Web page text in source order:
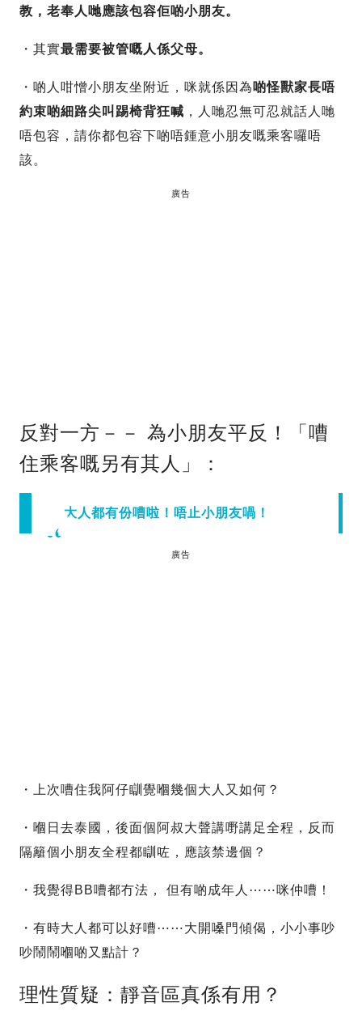
教，老奉人哋應該包容佢啲小朋友。
・其實最需要被管嘅人係父母。
・啲人咁憎小朋友坐附近，咪就係因為 啲怪獸家長唔
約束啲細路尖叫踢椅背狂喊 ，人哋忍無可忍就話人哋
唔包容，請你都包容下啲唔鍾意小朋友嘅乘客囉唔
該。
廣告
反對一方－－ 為小朋友平反！「嘈
住乘客嘅另有其人」：
大人都有份嘈啦！唔止小朋友喎！
廣告
・上次嘈住我阿仔瞓覺嗰幾個大人又如何？
・嗰日去泰國，後面個阿叔大聲講嘢講足全程，反而
隔籬個小朋友全程都瞓咗，應該禁邊個？
・我覺得BB嘈都冇法， 但有啲成年人⋯⋯咪仲嘈！
・有時大人都可以好嘈⋯⋯大開嗓門傾偈，小小事吵
吵鬧鬧嗰啲又點計？
理性質疑：靜音區真係有用？